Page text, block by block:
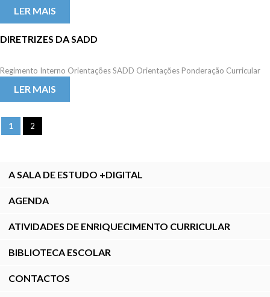
LER MAIS
DIRETRIZES DA SADD
Regimento Interno Orientações SADD Orientações Ponderação Curricular
LER MAIS
1 2
A SALA DE ESTUDO +DIGITAL
AGENDA
ATIVIDADES DE ENRIQUECIMENTO CURRICULAR
BIBLIOTECA ESCOLAR
CONTACTOS